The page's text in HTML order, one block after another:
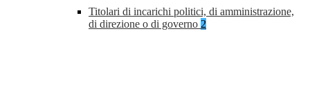
Titolari di incarichi politici, di amministrazione,
di direzione o di governo 2